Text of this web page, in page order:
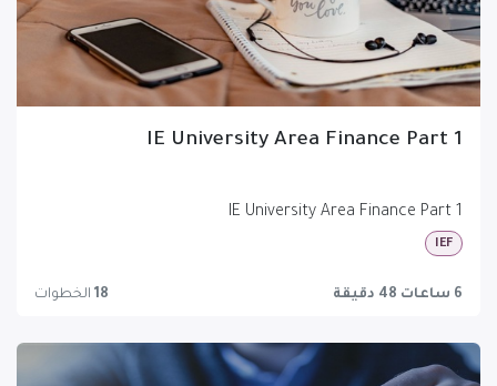
IE University Area Finance Part 1
IE University Area Finance Part 1
IEF
6 ساعات 48 دقيقة 18 الخطوات